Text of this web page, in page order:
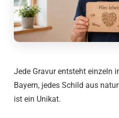
Jede Gravur entsteht einzeln
Bayern, jedes Schild aus
ist ein Unikat.